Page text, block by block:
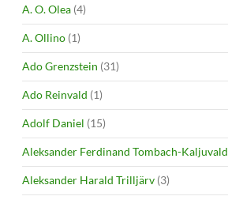
A. O. Olea (4)
A. Ollino (1)
Ado Grenzstein (31)
Ado Reinvald (1)
Adolf Daniel (15)
Aleksander Ferdinand Tombach-Kaljuvald
Aleksander Harald Trilljärv (3)